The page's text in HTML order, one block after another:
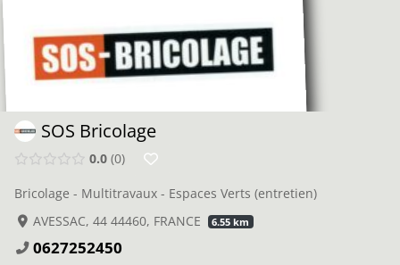
SOS Bricolage
0.0 0
Bricolage - Multitravaux - Espaces Verts (entretien)
AVESSAC, 44 44460, FRANCE
6.55 km
0627252450